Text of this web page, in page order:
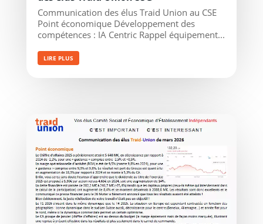
Communication des élus Traid Union au CSE
Point économique Développement des
compétences : IA Centric Rappel équipement...
LIRE PLUS